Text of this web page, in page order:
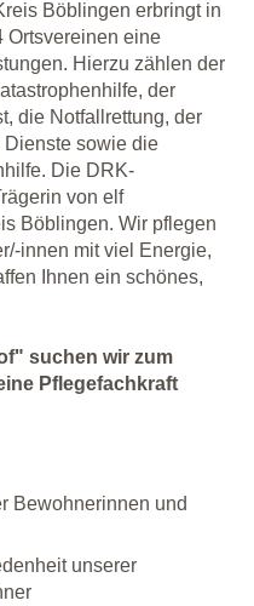
Böblingen erbringt in
Ortsvereinen eine
Hierzu zählen der
der
die Notfallrettung, der
Dienste sowie die
Die DRK-
von elf
Böblingen. Wir pflegen
innen mit viel Energie,
Ihnen ein schönes,
suchen wir zum
Pflegefachkraft
Bewohnerinnen und
unserer